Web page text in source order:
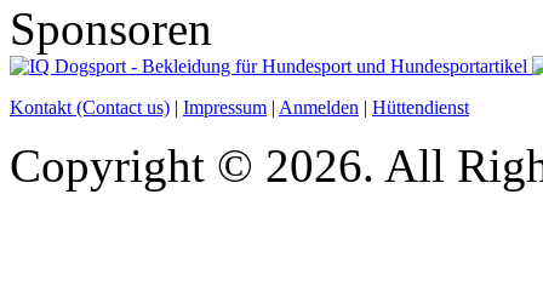
Sponsoren
Kontakt (Contact us) | Impressum | Anmelden | Hüttendienst
Copyright © 2026. All